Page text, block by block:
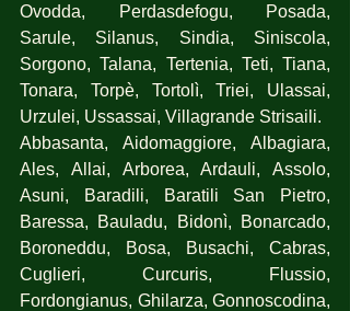
Ovodda, Perdasdefogu, Posada,
Sarule, Silanus, Sindia, Siniscola,
Sorgono, Talana, Tertenia, Teti, Tiana,
Tonara, Torpè, Tortolì, Triei, Ulassai,
Urzulei, Ussassai, Villagrande Strisaili.
Abbasanta, Aidomaggiore, Albagiara,
Ales, Allai, Arborea, Ardauli, Assolo,
Asuni, Baradili, Baratili San Pietro,
Baressa, Bauladu, Bidonì, Bonarcado,
Boroneddu, Bosa, Busachi, Cabras,
Cuglieri, Curcuris, Flussio,
Fordongianus, Ghilarza, Gonnoscodina,